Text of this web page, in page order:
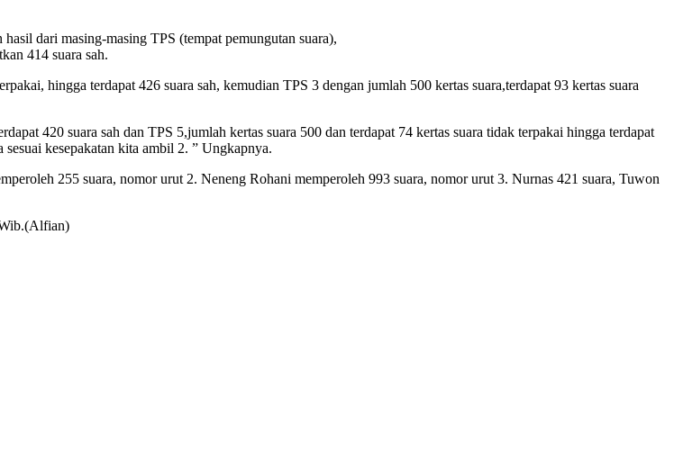
dari masing-masing TPS (tempat pemungutan suara),
414 suara sah.
hingga terdapat 426 suara sah, kemudian TPS 3 dengan jumlah 500 kertas suara,terdapat 93 kertas suara
420 suara sah dan TPS 5,jumlah kertas suara 500 dan terdapat 74 kertas suara tidak terpakai hingga terdapat
kesepakatan kita ambil 2. ” Ungkapnya.
255 suara, nomor urut 2. Neneng Rohani memperoleh 993 suara, nomor urut 3. Nurnas 421 suara, Tuwon